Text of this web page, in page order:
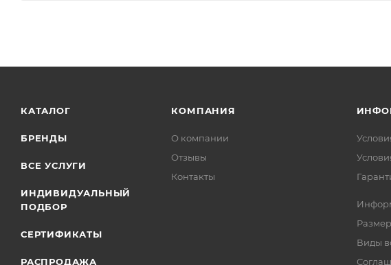
КАТАЛОГ
БРЕНДЫ
ВСЕ УСЛУГИ
ИНДИВИДУАЛЬНЫЙ
ПОДБОР
СЕРТИФИКАТЫ
РАСПРОДАЖА
КОМПАНИЯ
О компании
Отзывы
Контакты
Виды